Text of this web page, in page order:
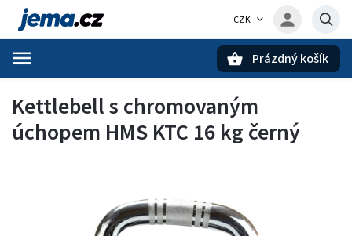
CZK
Prázdný košík
Kettlebell s chromovaným
úchopem HMS KTC 16 kg černý